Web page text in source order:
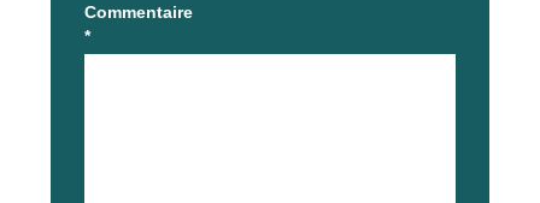
Commentaire
*